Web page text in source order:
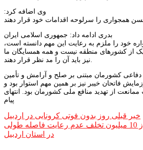
وی اضافه کرد:
بدری ادامه داد: جمهوری اسلامی ایران
خود را ملزم به رعایت این مهم دانسته است،
یک از کشورهای منطقه نیست و همه همسایگان ما
دفاعی کشورمان مبتنی بر صلح و آرامش و تأمین
فاتحان خیبر نیز بر همین مهم استوار بود و
ممانعت از تهدید منافع ملی کشورمان بود. انتهای
پیام
راهبری
نوشته
خبر قبلی روز بدون فوتی کرونایی در اردبیل
ثبت بیش از 10 میلیون تخلف عدم رعایت فاصله طولی
در استان اردبیل